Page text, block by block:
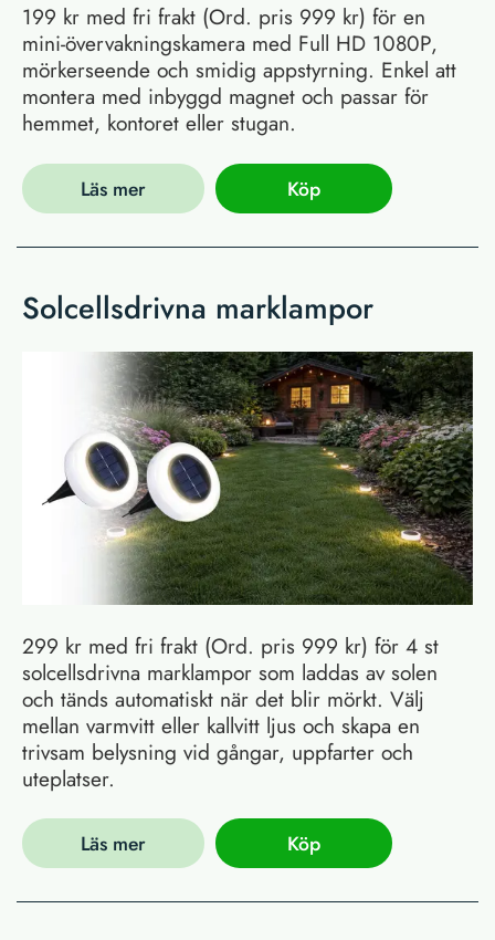
199 kr med fri frakt (Ord. pris 999 kr) för en
mini-övervakningskamera med Full HD 1080P,
mörkerseende och smidig appstyrning. Enkel att
montera med inbyggd magnet och passar för
hemmet, kontoret eller stugan.
Läs mer Köp
Solcellsdrivna marklampor
299 kr med fri frakt (Ord. pris 999 kr) för 4 st
solcellsdrivna marklampor som laddas av solen
och tänds automatiskt när det blir mörkt. Välj
mellan varmvitt eller kallvitt ljus och skapa en
trivsam belysning vid gångar, uppfarter och
uteplatser.
Läs mer Köp